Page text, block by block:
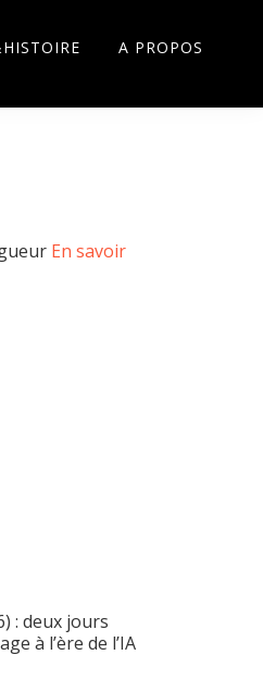
A PROPOS
En savoir
: deux jours
à l’ère de l’IA